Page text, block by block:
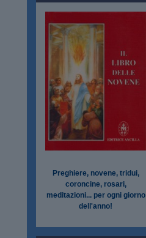
Preghiere, novene, tridui,
coroncine, rosari,
meditazioni... per ogni giorno
dell'anno!